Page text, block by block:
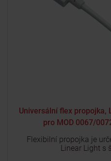
Universální flex propojka,
pro MOD 0067/
Flexibilní propojka je
Linear Light s